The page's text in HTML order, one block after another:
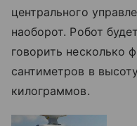
центрального
наоборот. Робот
говорить несколько
сантиметров в
килограммов.